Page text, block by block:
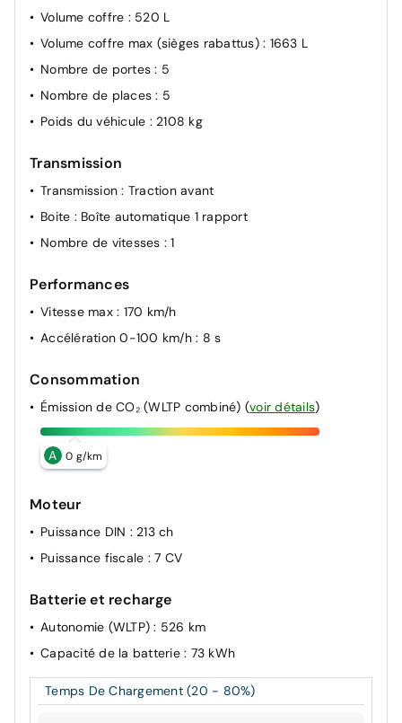
Commutation automatique des feux de route
Contrôle de traction
Rétroviseur intérieur électrochrome
Verrouillage centralisé
Volume coffre : 520 L
Volume coffre max (sièges rabattus) : 1663 L
Nombre de portes: 5
Nombre de places: 5
Poids du véhicule : 2108 kg
Transmission
Transmission: Traction avant
Boite : Boîte automatique 1 rapport
Nombre de vitesses : 1
Performances
Vitesse max : 170 km/h
Accélération 0-100 km/h : 8 s
Consommation
Émission de CO₂ (WLTP combiné) (voir détails)
A 0 g/km
Moteur
Puissance DIN : 213 ch
Puissance fiscale : 7 CV
Batterie et recharge
Autonomie (WLTP): 526 km
Capacité de la batterie : 73 kWh
Temps De Chargement (20 - 80%)